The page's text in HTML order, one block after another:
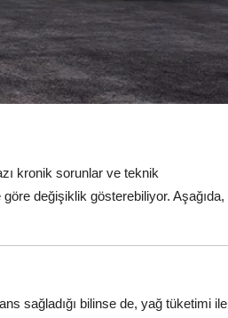
kronik sorunlar ve teknik
değişiklik gösterebiliyor. Aşağıda,
sağladığı bilinse de, yağ tüketimi ile